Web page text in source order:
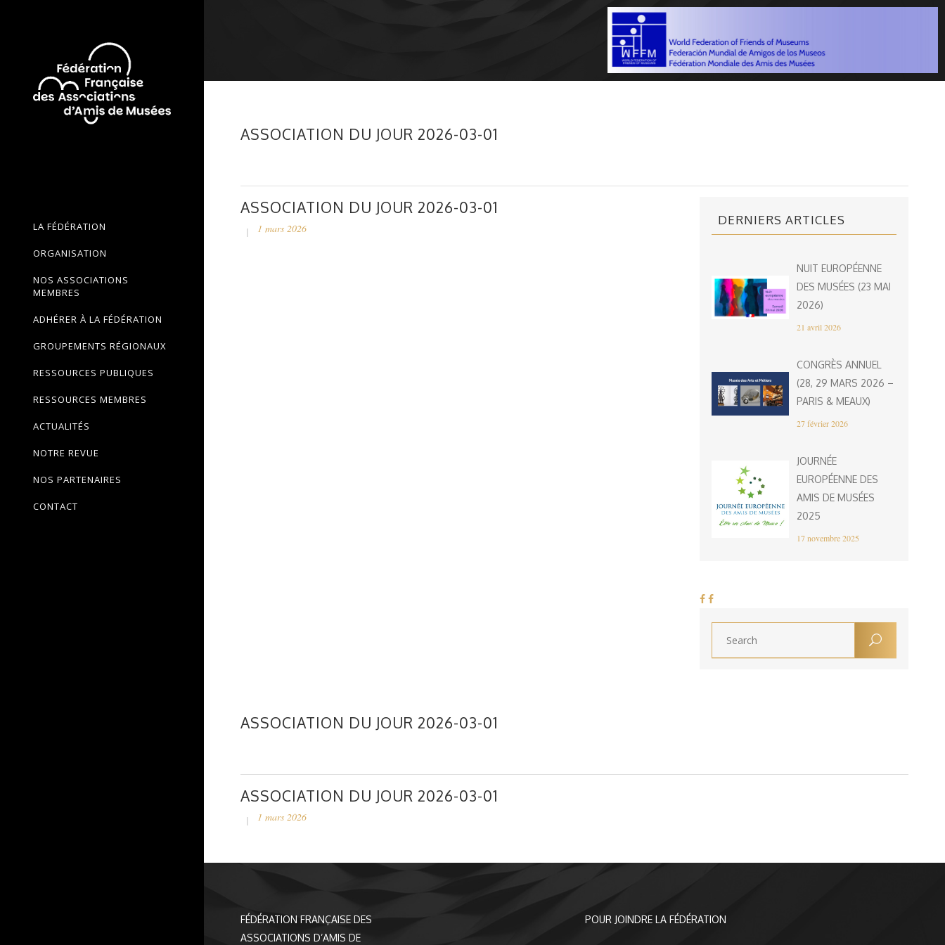
LA FÉDÉRATION
ORGANISATION
NOS ASSOCIATIONS
MEMBRES
ADHÉRER À LA FÉDÉRATION
GROUPEMENTS RÉGIONAUX
RESSOURCES PUBLIQUES
RESSOURCES MEMBRES
ACTUALITÉS
NOTRE REVUE
NOS PARTENAIRES
CONTACT
ASSOCIATION DU JOUR 2026-03-01
ASSOCIATION DU JOUR 2026-03-01
1 mars 2026
DERNIERS ARTICLES
NUIT EUROPÉENNE
DES MUSÉES (23 MAI
2026)
21 avril 2026
CONGRÈS ANNUEL
(28, 29 MARS 2026 –
PARIS & MEAUX)
27 février 2026
JOURNÉE
EUROPÉENNE DES
AMIS DE MUSÉES
2025
17 novembre 2025
ASSOCIATION DU JOUR 2026-03-01
ASSOCIATION DU JOUR 2026-03-01
1 mars 2026
FÉDÉRATION FRANÇAISE DES
ASSOCIATIONS D’AMIS DE
POUR JOINDRE LA FÉDÉRATION